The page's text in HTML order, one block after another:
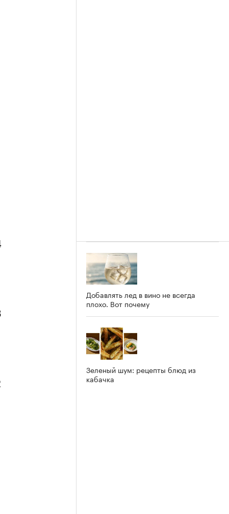
Добавлять лед в вино не всегда
плохо. Вот почему
Зеленый шум: рецепты блюд из
кабачка